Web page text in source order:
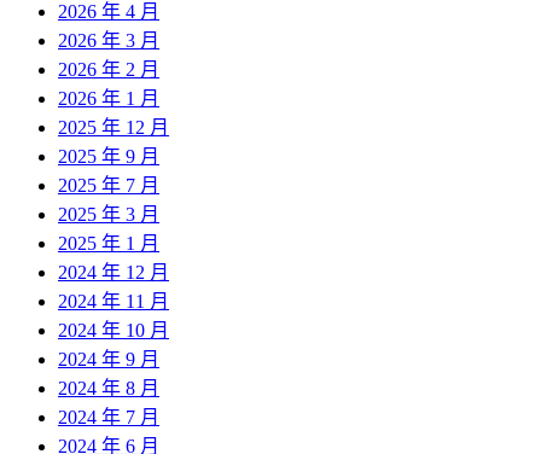
2026 年 4 月
2026 年 3 月
2026 年 2 月
2026 年 1 月
2025 年 12 月
2025 年 9 月
2025 年 7 月
2025 年 3 月
2025 年 1 月
2024 年 12 月
2024 年 11 月
2024 年 10 月
2024 年 9 月
2024 年 8 月
2024 年 7 月
2024 年 6 月